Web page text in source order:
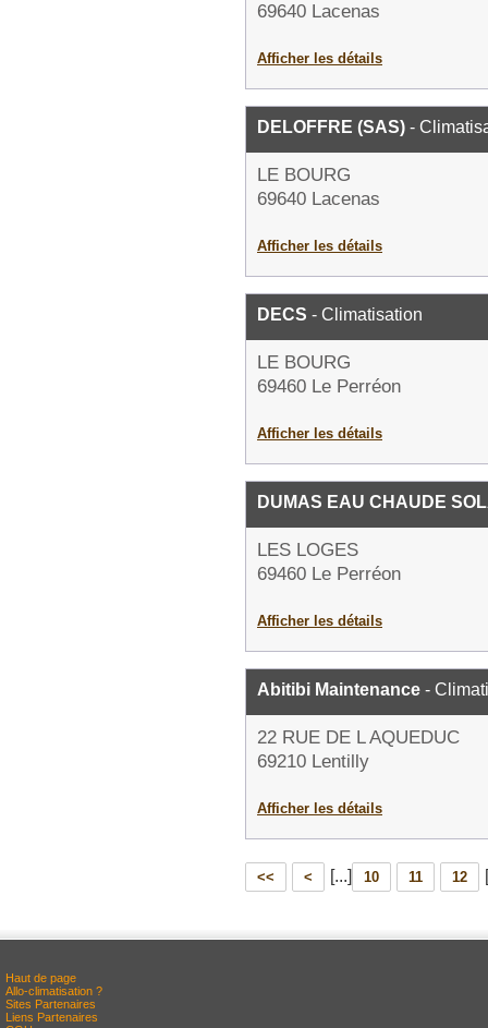
69640 Lacenas
Afficher les détails
DELOFFRE (SAS) -
LE BOURG
69640 Lacenas
Afficher les détails
DECS - Climatisation
LE BOURG
69460 Le Perréon
Afficher les détails
DUMAS EAU CHAUDE
LES LOGES
69460 Le Perréon
Afficher les détails
Abitibi Maintenance -
22 RUE DE L AQUEDUC
69210 Lentilly
Afficher les détails
<< < [...] 10 11 12
Haut de page
Allo-climatisation ?
Sites Partenaires
Liens Partenaires